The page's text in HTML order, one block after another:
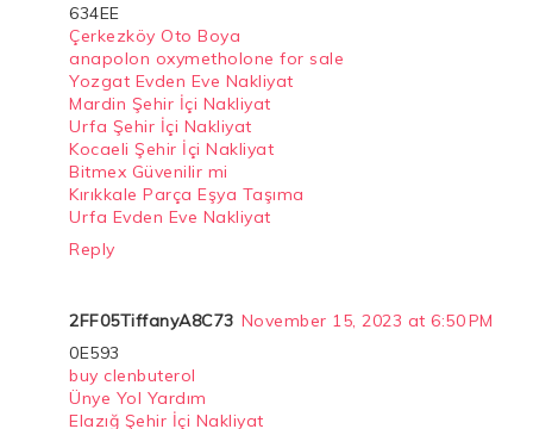
634EE
Çerkezköy Oto Boya
anapolon oxymetholone for sale
Yozgat Evden Eve Nakliyat
Mardin Şehir İçi Nakliyat
Urfa Şehir İçi Nakliyat
Kocaeli Şehir İçi Nakliyat
Bitmex Güvenilir mi
Kırıkkale Parça Eşya Taşıma
Urfa Evden Eve Nakliyat
Reply
2FF05TiffanyA8C73 November 15, 2023 at 6:50 PM
0E593
buy clenbuterol
Ünye Yol Yardım
Elazığ Şehir İçi Nakliyat